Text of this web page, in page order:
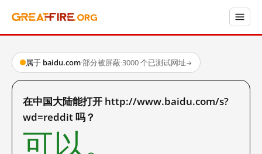
属于 baidu.com·部分被屏蔽·3000 个已测试网址→
在中国大陆能打开 http://www.baidu.com/s?
wd=reddit 吗？
可以。